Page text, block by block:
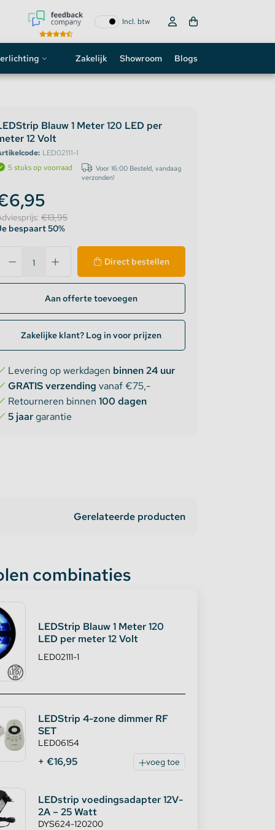
Incl. btw
sign
strip
Zakelijk Showroom Blogs
Blauw 1 Meter 120 LED per
12 Volt
LED02111-1
5 stuks op voorraad
Voor 16:00 Besteld, vandaag
verzonden!
€13,95
bespaart 50%
Direct bestellen
Aan offerte toevoegen
Zakelijke klant? Log in voor prijzen
Levering op werkdagen binnen 24 uur
GRATIS verzending vanaf €75,-
Retourneren binnen 100 dagen
5 jaargarantie
Gerelateerde producten
combinaties
LEDStrip Blauw 1 Meter 120
LED per meter 12 Volt
LED02111-1
LEDStrip 4-zone dimmer RF
SET
LED06154
+ €16,95 voeg toe
LEDstrip voedingsadapter 12V-
2A – 25 Watt
DYS624-120200